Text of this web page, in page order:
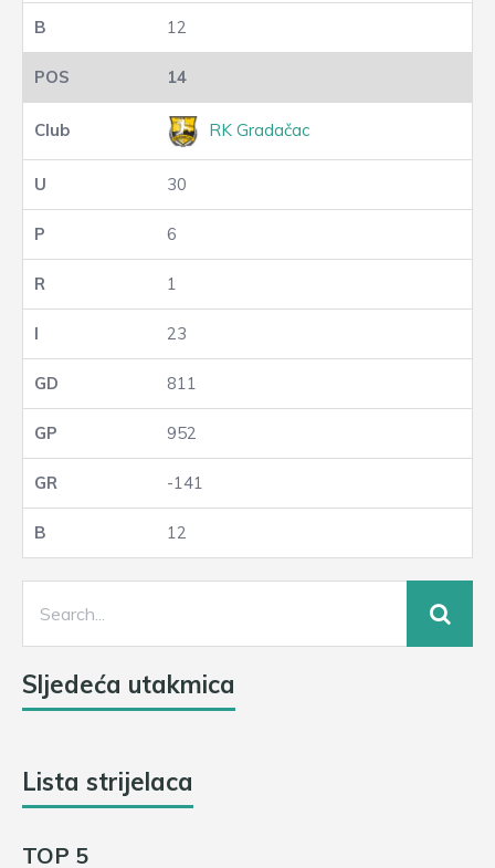
12
14
RK Gradačac
30
6
1
23
811
952
-141
12
Sljedeća utakmica
Lista strijelaca
TOP 5